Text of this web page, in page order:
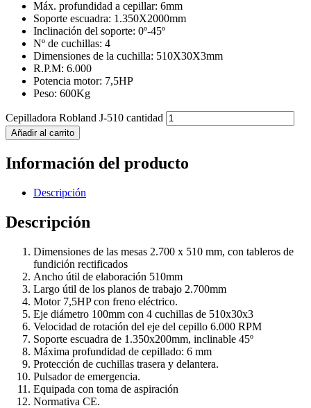
Máx. profundidad a cepillar: 6mm
Soporte escuadra: 1.350X2000mm
Inclinación del soporte: 0º-45º
Nº de cuchillas: 4
Dimensiones de la cuchilla: 510X30X3mm
R.P.M: 6.000
Potencia motor: 7,5HP
Peso: 600Kg
Cepilladora Robland J-510 cantidad
Añadir al carrito
Información del producto
Descripción
Descripción
Dimensiones de las mesas 2.700 x 510 mm, con tableros de
fundición rectificados
Ancho útil de elaboración 510mm
Largo útil de los planos de trabajo 2.700mm
Motor 7,5HP con freno eléctrico.
Eje diámetro 100mm con 4 cuchillas de 510x30x3
Velocidad de rotación del eje del cepillo 6.000 RPM
Soporte escuadra de 1.350x200mm, inclinable 45º
Máxima profundidad de cepillado: 6 mm
Protección de cuchillas trasera y delantera.
Pulsador de emergencia.
Equipada con toma de aspiración
Normativa CE.